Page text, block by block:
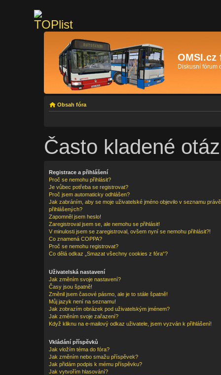
OMSI.cz
Diskusní fórum
Obsah fóra
Často kladené
Registrace a přihlášení
Proč se nemohu přihlásit?
Je vůbec potřeba se registrovat?
Proč jsem automaticky odhlášen?
Jak zabráním, aby se moje uživatelské jméno objevilo v seznamu právě
přihlášených?
Zapomněl jsem heslo!
Zaregistroval jsem se, ale nemohu se přihlásit!
V minulosti jsem se zaregistroval, ovšem nyní se nemohu přihlásit?!
Co znamená COPPA?
Proč se nemohu registrovat?
Co dělá odkaz „Smazat všechny cookies z fóra“?
Uživatelská nastavení
Jak změním svoje nastavení?
Časy jsou špatně!
Změnil jsem časové pásmo, ale je to stále špatně!
Můj jazyk není na seznamu!
Jak zobrazím obrázek pod uživatelským jménem?
Jak změním svoje zařazení?
Když kliknu na e-mailový odkaz uživatele, jsem vyzván k přihlášení!
Vkládání příspěvků
Jak vložím téma do fóra?
Jak změním nebo smažu příspěvek?
Jak přidám podpis k mému příspěvku?
Jak vytvořím hlasování?